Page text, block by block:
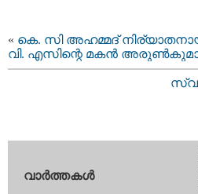
« കെ. സി അഹമ്മദ്
വി‌. എസിന്റെ മകന്‍
വാര്‍ത്തകള്‍